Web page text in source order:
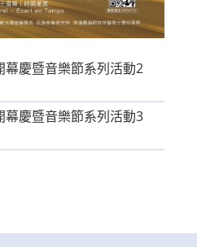
幕慶暨音樂節系列活動2
幕慶暨音樂節系列活動3